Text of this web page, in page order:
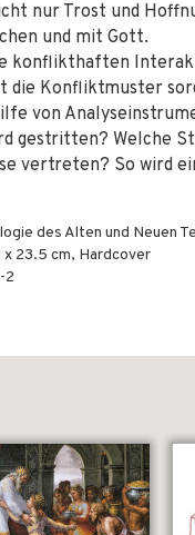
nur Trost und
und mit Gott.
konflikthaften
die Konfliktmuster
von
gestritten? Welche
vertreten? So wird
des Alten und Neuen
x 23.5 cm, Hardcover
2